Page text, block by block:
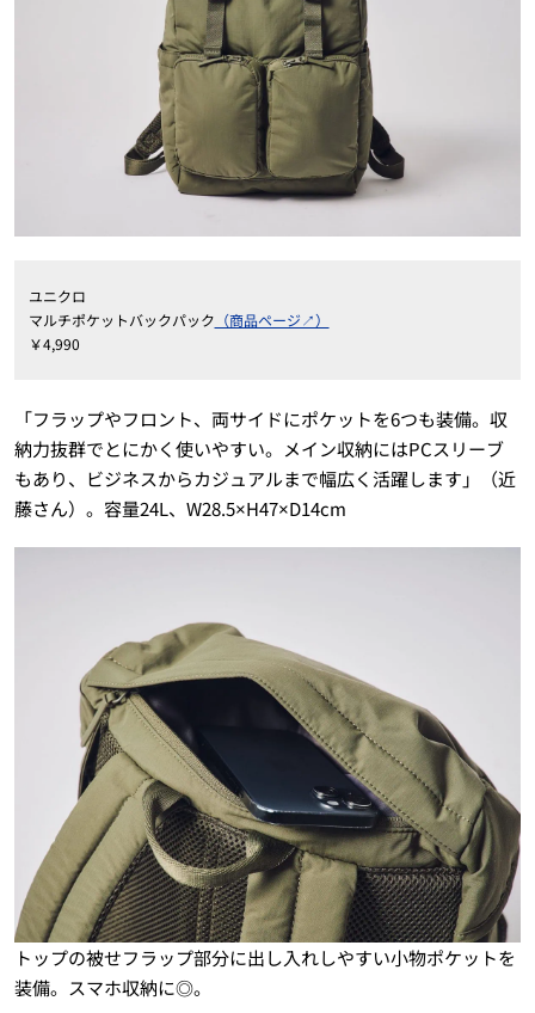
ユニクロ
マルチポケットバックパック （商品ページ↗）
￥4,990
「フラップやフロント、両サイドにポケットを6つも装備。収
納力抜群でとにかく使いやすい。メイン収納にはPCスリーブ
もあり、ビジネスからカジュアルまで幅広く活躍します」（近
藤さん）。容量24L、W28.5×H47×D14cm
トップの被せフラップ部分に出し入れしやすい小物ポケットを
装備。スマホ収納に◎。